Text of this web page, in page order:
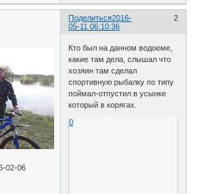
Поделиться 2
2016-
05-11 06:10:36
02-06
Кто был на данном водоеме,
какие там дела, слышал что
хозяин там сделал
спортивную рыбалку по типу
поймал-отпустил в усынке
который в корягах.
0